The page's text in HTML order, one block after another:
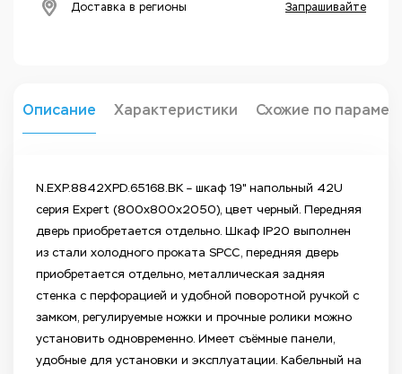
Доставка в регионы Запрашивайте
Описание Характеристики Схожие по
N.EXP.8842XPD.65168.BK – шкаф 19" напольный 42U
серия Expert (800х800х2050), цвет черный. Передняя
дверь приобретается отдельно. Шкаф IP20 выполнен
из стали холодного проката SPCC, передняя дверь
приобретается отдельно, металлическая задняя
стенка с перфорацией и удобной поворотной ручкой с
замком, регулируемые ножки и прочные ролики можно
установить одновременно. Имеет съёмные панели,
удобные для установки и эксплуатации. Кабельный на